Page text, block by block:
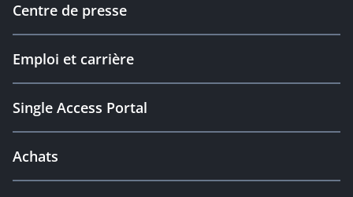
Centre de presse
Emploi et carrière
Single Access Portal
Achats